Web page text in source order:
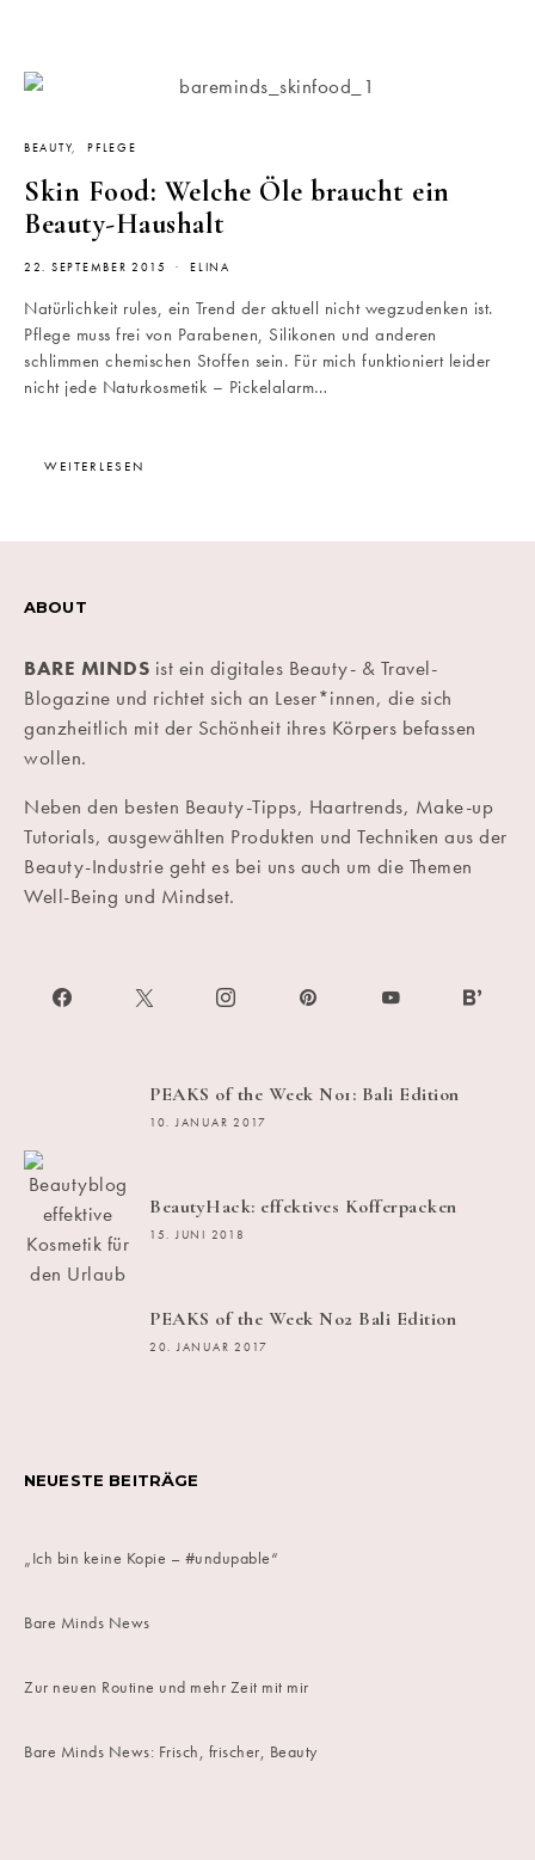
BEAUTY PFLEGE
Skin Food: Welche Öle braucht ein
Beauty-Haushalt
22. SEPTEMBER 2015 ELINA
Natürlichkeit rules, ein Trend der aktuell nicht wegzudenken ist.
Pflege muss frei von Parabenen, Silikonen und anderen
schlimmen chemischen Stoffen sein. Für mich funktioniert leider
nicht jede Naturkosmetik – Pickelalarm…
WEITERLESEN
ABOUT
BARE MINDS ist ein digitales Beauty- & Travel-
Blogazine und richtet sich an Leser*innen, die sich
ganzheitlich mit der Schönheit ihres Körpers befassen
wollen.
Neben den besten Beauty-Tipps, Haartrends, Make-up
Tutorials, ausgewählten Produkten und Techniken aus der
Beauty-Industrie geht es bei uns auch um die Themen
Well-Being und Mindset.
PEAKS of the Week No1: Bali Edition
10. JANUAR 2017
BeautyHack: effektives Kofferpacken
15. JUNI 2018
PEAKS of the Week No2 Bali Edition
20. JANUAR 2017
NEUESTE BEITRÄGE
„Ich bin keine Kopie – #undupable“
Bare Minds News
Zur neuen Routine und mehr Zeit mit mir
Bare Minds News: Frisch, frischer, Beauty